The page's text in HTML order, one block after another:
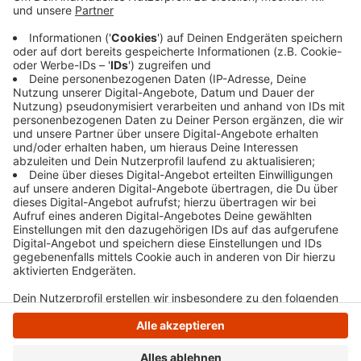
153 rote Schuhe sollen für 153 Frauen stehen, die im
vergangenen Jahr durch Femizide zu Tode gekommen
sind. Die Stadt Wetter nimmt die Schuhe an
Infoständen in den beiden Rathäusern entgegen.
Anzeige
Anzeige